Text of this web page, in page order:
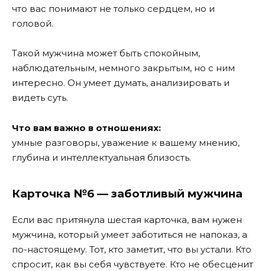
что вас понимают не только сердцем, но и
головой.
Такой мужчина может быть спокойным,
наблюдательным, немного закрытым, но с ним
интересно. Он умеет думать, анализировать и
видеть суть.
Что вам важно в отношениях:
умные разговоры, уважение к вашему мнению,
глубина и интеллектуальная близость.
Карточка №6 — заботливый мужчина
Если вас притянула шестая карточка, вам нужен
мужчина, который умеет заботиться не напоказ, а
по-настоящему. Тот, кто заметит, что вы устали. Кто
спросит, как вы себя чувствуете. Кто не обесценит